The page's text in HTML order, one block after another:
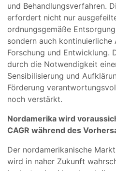
und Behandlungsverfahren.
erfordert nicht nur
ordnungsgemäße
sondern auch kontinuierliche
Forschung und Entwicklung.
durch die Notwendigkeit
Sensibilisierung und
Förderung
noch verstärkt.
Nordamerika wird
CAGR während des
Der nordamerikanische
wird in naher Zukunft